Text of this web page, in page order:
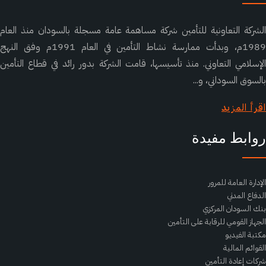
التعاونية للتأمين شركة مساهمة عامة مسجلة بالسودان منذ العام
1989م، وبدأت ممارسة نشاط التأمين في العام 1991م وفق النهج
التعاوني. منذ تأسيسها، قامت الشركة بدور رائد في قطاع التأمين
السوداني، و...
المزيد
مفيدة
العامة للمرور
المدني
السودان المركزي
القومي للرقابة على التأمين
الفيديو
المالية
إعادة التأمين